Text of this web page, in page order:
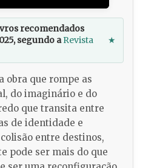
recomendados
segundo aRevista
★
obra que rompe as
do imaginário e do
que transita entre
de identidade e
entre destinos,
pode ser mais do que